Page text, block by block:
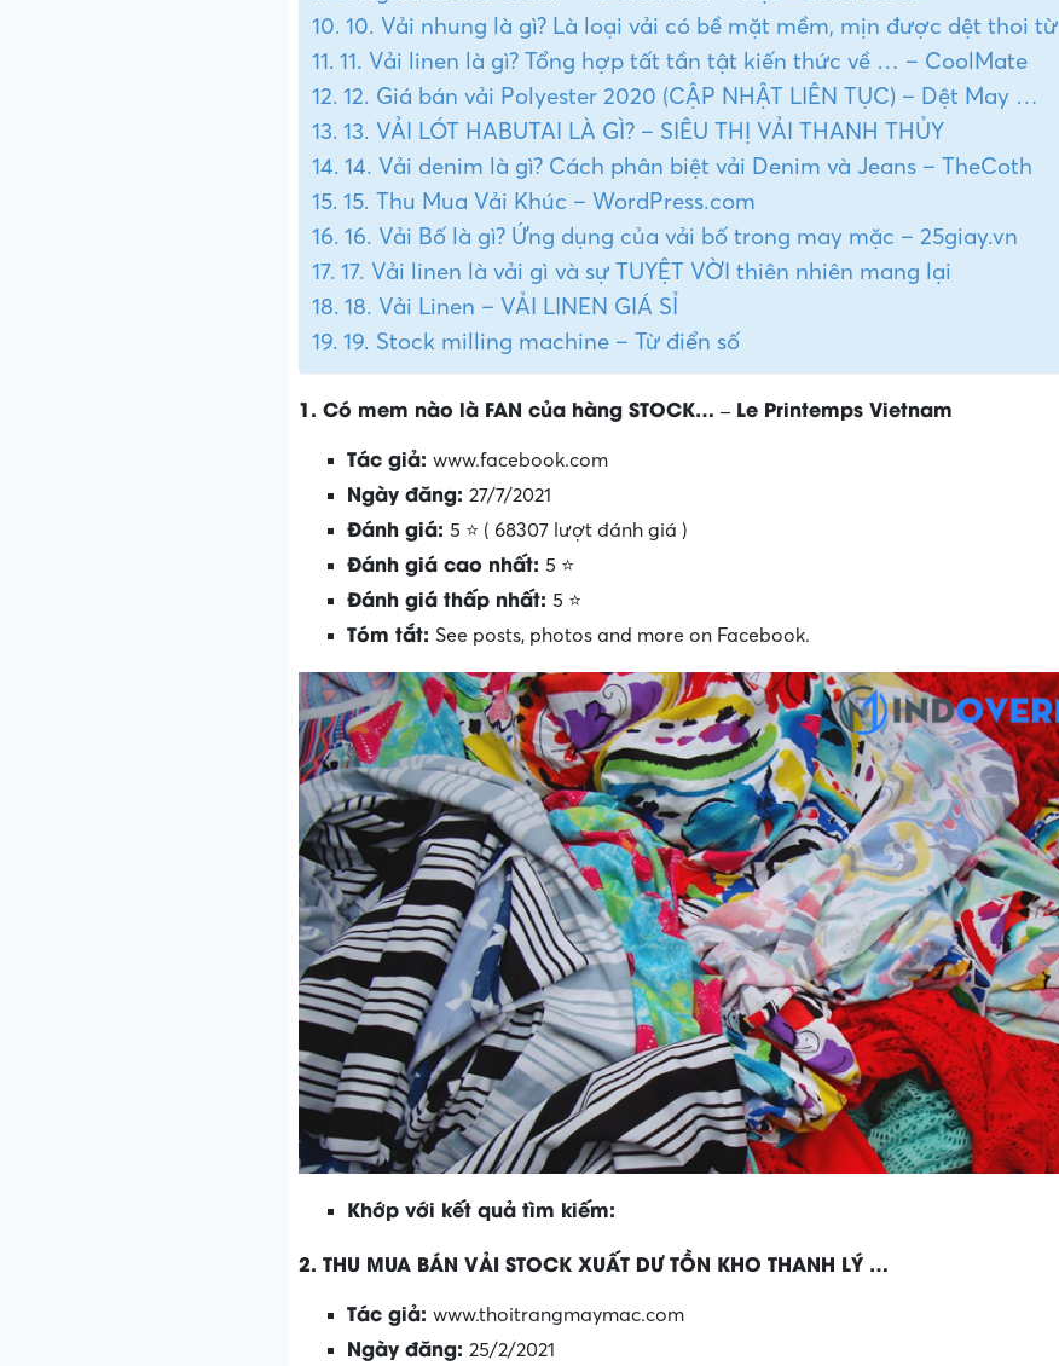
10. Vải nhung là gì? Là loại vải có bề mặt mềm, mịn được dệt thoi từ
11. Vải linen là gì? Tổng hợp tất tần tật kiến thức về … – CoolMate
12. Giá bán vải Polyester 2020 (CẬP NHẬT LIÊN TỤC) – Dệt May …
13. VẢI LÓT HABUTAI LÀ GÌ? – SIÊU THỊ VẢI THANH THỦY
14. Vải denim là gì? Cách phân biệt vải Denim và Jeans – TheCoth
15. Thu Mua Vải Khúc – WordPress.com
16. Vải Bố là gì? Ứng dụng của vải bố trong may mặc – 25giay.vn
17. Vải linen là vải gì và sự TUYỆT VỜI thiên nhiên mang lại
18. Vải Linen – VẢI LINEN GIÁ SỈ
19. Stock milling machine – Từ điển số
1. Có mem nào là FAN của hàng STOCK… – Le Printemps Vietnam
Tác giả: www.facebook.com
Ngày đăng: 27/7/2021
Đánh giá: 5 ⭐ ( 68307 lượt đánh giá )
Đánh giá cao nhất: 5 ⭐
Đánh giá thấp nhất: 5 ⭐
Tóm tắt: See posts, photos and more on Facebook.
Khớp với kết quả tìm kiếm:
2. THU MUA BÁN VẢI STOCK XUẤT DƯ TỒN KHO THANH LÝ …
Tác giả: www.thoitrangmaymac.com
Ngày đăng: 25/2/2021